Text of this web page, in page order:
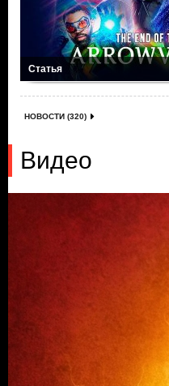
Статья
НОВОСТИ (320)
Видео